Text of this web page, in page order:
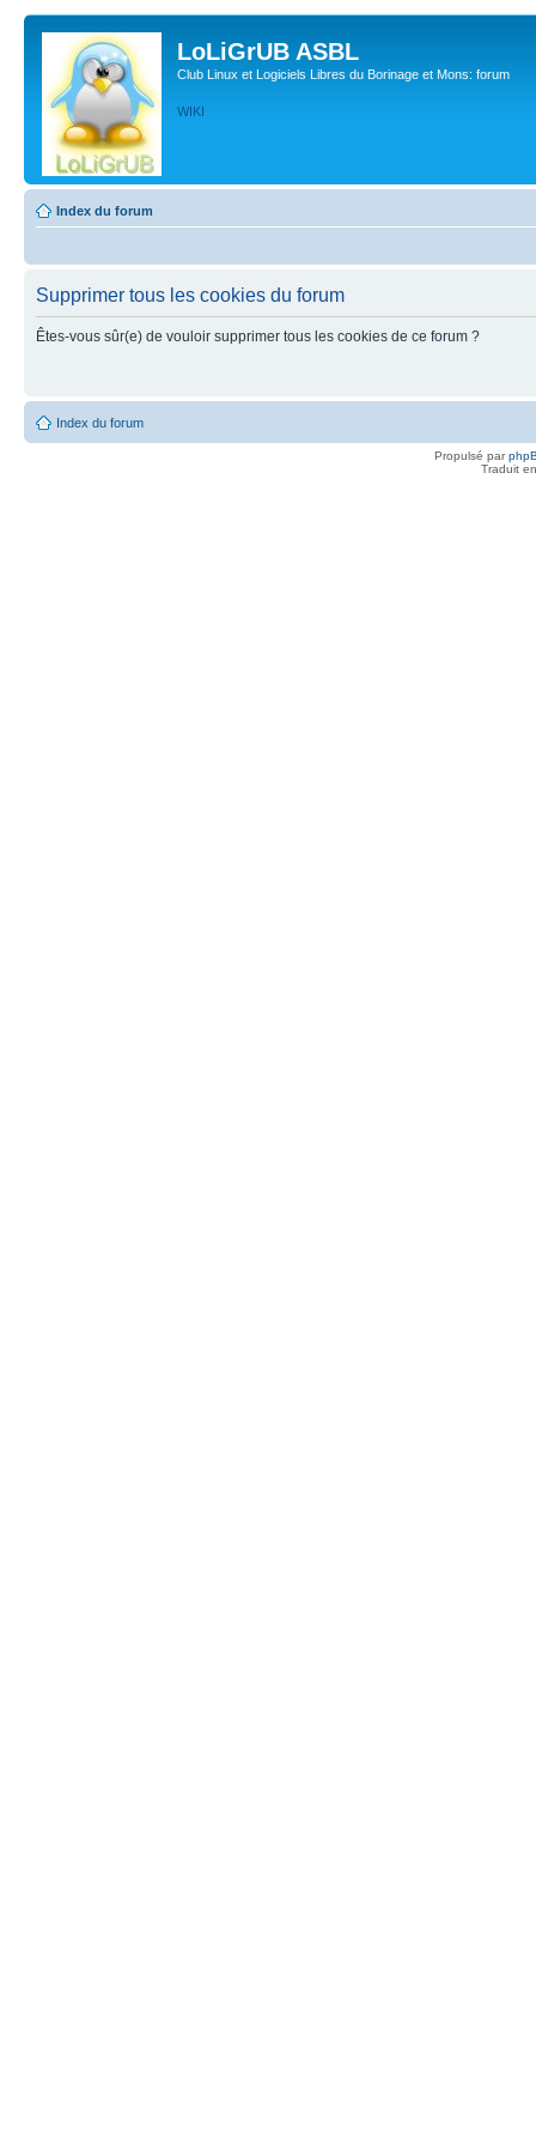
LoLiGrUB ASBL
Club Linux et Logiciels Libres du Borinage et Mons: forum
WIKI
Index du forum
Supprimer tous les cookies du forum
Êtes-vous sûr(e) de vouloir supprimer tous les cookies de ce forum ?
Index du forum
Propulsé par
Traduit